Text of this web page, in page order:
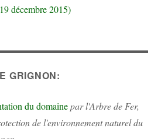
décembre 2015)
GRIGNON:
du domaine par l'Arbre de Fer,
de l'environnement naturel du